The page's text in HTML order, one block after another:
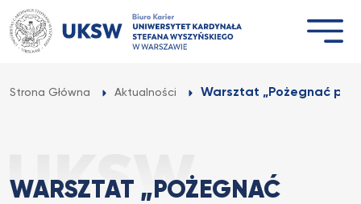
Przejdź
do
treści
Strona Główna Aktualności Warsztat „Pożegnać
WARSZTAT „POŻEGNAĆ